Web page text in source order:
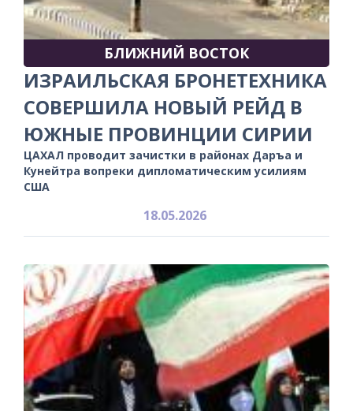
БЛИЖНИЙ ВОСТОК
ИЗРАИЛЬСКАЯ БРОНЕТЕХНИКА
СОВЕРШИЛА НОВЫЙ РЕЙД В
ЮЖНЫЕ ПРОВИНЦИИ СИРИИ
ЦАХАЛ проводит зачистки в районах Даръа и
Кунейтра вопреки дипломатическим усилиям
США
18.05.2026